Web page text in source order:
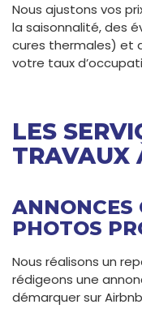
Nous ajustons vos
la saisonnalité, des
cures thermales) et
votre taux
LES
TRAVAUX
ANNONCES
PHOTOS
Nous réalisons un
rédigeons une
démarquer sur